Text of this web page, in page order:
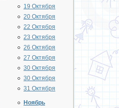
19 Октября
20 Октября
22 Октября
23 Октября
26 Октября
27 Октября
30 Октября
30 Октября
31 Октября
Ноябрь